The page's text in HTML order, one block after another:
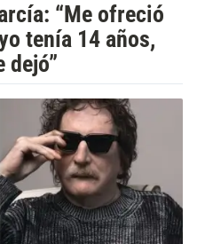
“Me ofreció
tenía 14 años,
dejó”